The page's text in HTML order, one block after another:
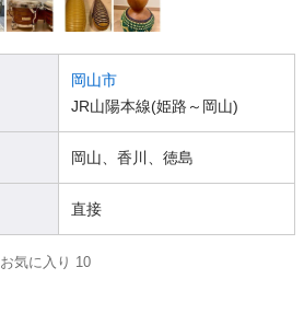
岡山市
JR山陽本線(姫路～岡山)
岡山、香川、徳島
直接
お気に入り 10